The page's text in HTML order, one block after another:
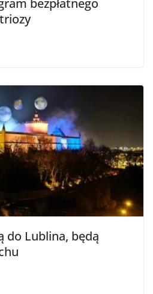
do Lublina, będą